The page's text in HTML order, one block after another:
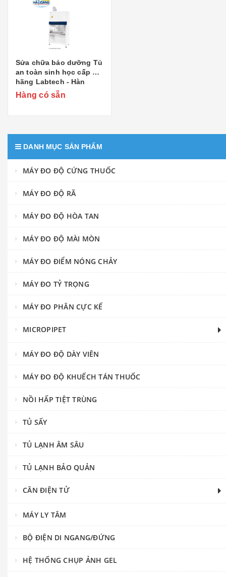
Sửa chữa bảo dưỡng Tủ
an toàn sinh học cấp 2
hãng Labtech - Hàn
Quốc
Hàng có sẵn
DANH MỤC SẢN PHẨM
MÁY ĐO ĐỘ CỨNG THUỐC
MÁY ĐO ĐỘ RÃ
MÁY ĐO ĐỘ HÒA TAN
MÁY ĐO ĐỘ MÀI MÒN
MÁY ĐO ĐIỂM NÓNG CHẢY
MÁY ĐO TỶ TRỌNG
MÁY ĐO PHÂN CỰC KẾ
MICROPIPET
MÁY ĐO ĐỘ DÀY VIÊN
MÁY ĐO ĐỘ KHUẾCH TÁN THUỐC
NỒI HẤP TIỆT TRÙNG
TỦ SẤY
TỦ LẠNH ÂM SÂU
TỦ LẠNH BẢO QUẢN
CÂN ĐIỆN TỬ
MÁY LY TÂM
BỘ ĐIỆN DI NGANG/ĐỨNG
HỆ THỐNG CHỤP ẢNH GEL